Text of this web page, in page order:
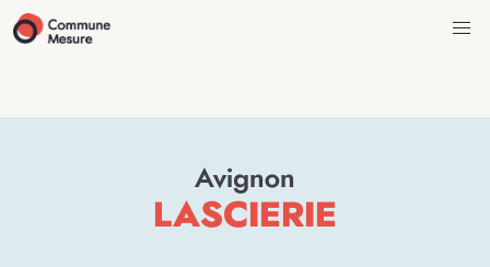
Avignon
LASCIERIE